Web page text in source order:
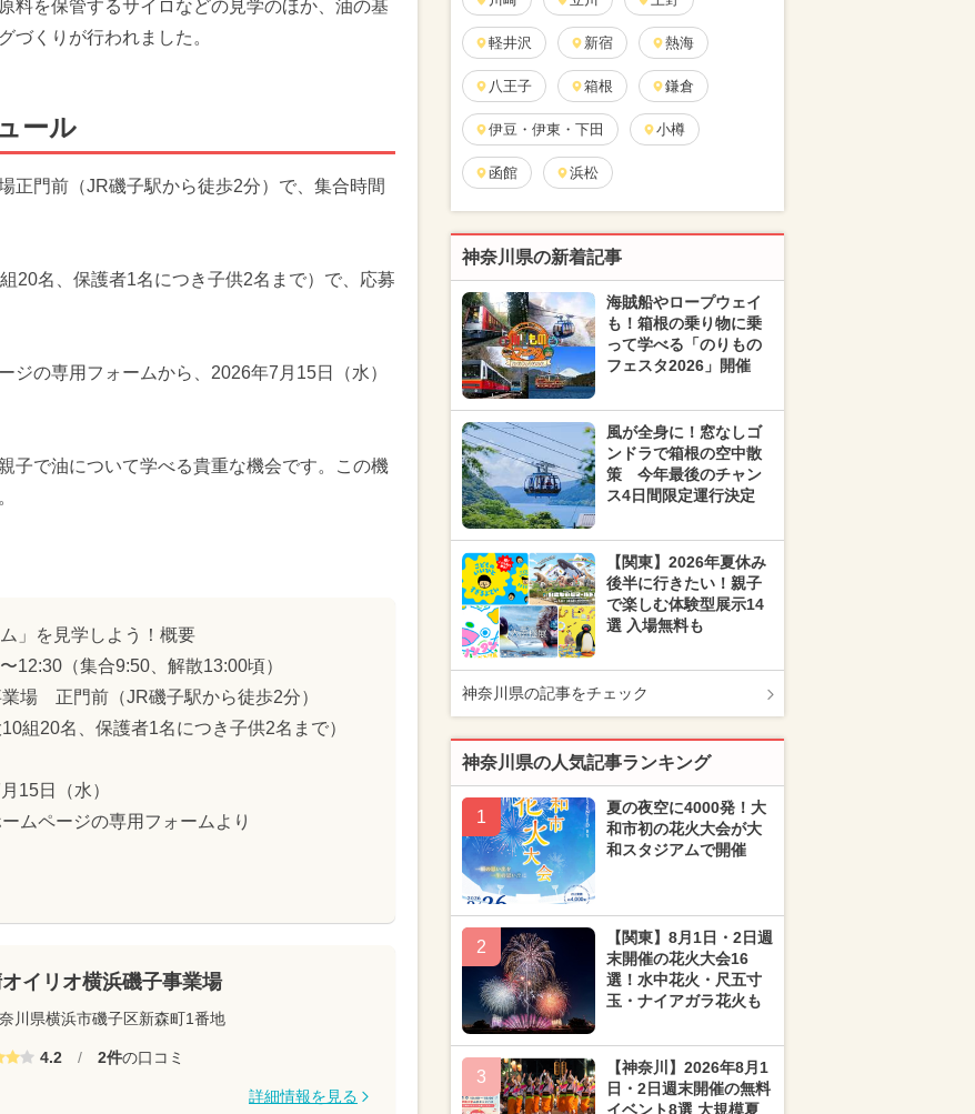
料を保管するサイロなどの見学のほか、油の基
づくりが行われました。
ール
正門前（JR磯子駅から徒歩2分）で、集合時間
20名、保護者1名につき子供2名まで）で、応募
ジの専用フォームから、2026年7月15日（水）
子で油について学べる貴重な機会です。この機
」を見学しよう！概要
12:30（集合9:50、解散13:00頃）
場 正門前（JR磯子駅から徒歩2分）
組20名、保護者1名につき子供2名まで）
15日（水）
ムページの専用フォームより
オイリオ横浜磯子事業場
川県横浜市磯子区新森町1番地
4.2 / 2件の口コミ
詳細情報を見る
軽井沢 新宿 熱海
八王子 箱根 鎌倉
伊豆・伊東・下田 小樽
函館 浜松
神奈川県の新着記事
海賊船やロープウェイ
も！箱根の乗り物に乗
って学べる「のりもの
フェスタ2026」開催
風が全身に！窓なしゴ
ンドラで箱根の空中散
策 今年最後のチャン
ス4日間限定運行決定
【関東】2026年夏休み
後半に行きたい！親子
で楽しむ体験型展示14
選 入場無料も
神奈川県の記事をチェック
神奈川県の人気記事ランキング
1
夏の夜空に4000発！大
和市初の花火大会が大
和スタジアムで開催
2
【関東】8月1日・2日週
末開催の花火大会16
選！水中花火・尺五寸
玉・ナイアガラ花火も
3
【神奈川】2026年8月1
日・2日週末開催の無料
イベント8選 大規模夏